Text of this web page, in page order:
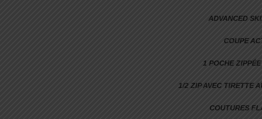
ADVANCED
COUPE
1 POCHE
1/2 ZIP AVEC TIRETTE
COUTURES